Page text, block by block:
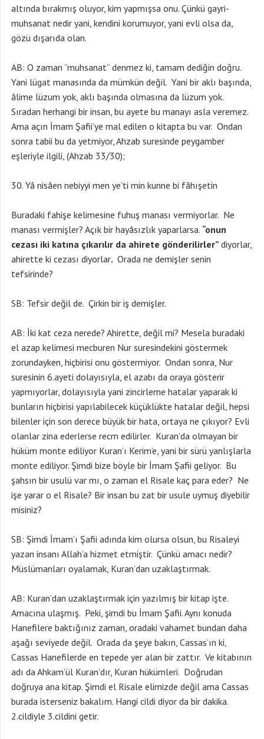
altında bırakmış oluyor, kim yapmışsa onu. Çünkü gayri-
muhsanat nedir yani, kendini korumuyor, yani evli olsa da,
gözü dışarıda olan.
AB: O zaman “muhsanat” denmez ki, tamam dediğin doğru.
Yani lügat manasında da mümkün değil. Yani bir aklı başında,
âlime lüzum yok, aklı başında olmasına da lüzum yok.
Sıradan herhangi bir insan, bu ayete bu manayı asla veremez.
Ama açın İmam Şafii’ye mal edilen o kitapta bu var. Ondan
sonra tabii bu da yetmiyor, Ahzab suresinde peygamber
eşleriyle ilgili, (Ahzab 33/30);
Yâ nisâen nebiyyi men ye’ti min kunne bi fâhışetin
Buradaki fahişe kelimesine fuhuş manası vermiyorlar. Ne
manası vermişler? Açık bir hayâsızlık yaparlarsa. “onun
cezası iki katına çıkarılır da ahirete gönderilirler” diyorlar,
ahirette ki cezası diyorlar. Orada ne demişler senin
tefsirinde?
SB: Tefsir değil de. Çirkin bir iş demişler.
AB: İki kat ceza nerede? Ahirette, değil mi? Mesela buradaki
el azap kelimesi mecburen Nur suresindekini göstermek
zorundayken, hiçbirisi onu göstermiyor. Ondan sonra, Nur
suresinin 6.ayeti dolayısıyla, el azabı da oraya gösterir
yapmıyorlar, dolayısıyla yani zincirleme hatalar yaparak ki
bunların hiçbirisi yapılabilecek küçüklükte hatalar değil, hepsi
bilenler için son derece büyük bir hata, ortaya ne çıkıyor? Evli
olanlar zina ederlerse recm edilirler. Kuran’da olmayan bir
hüküm monte ediliyor Kuran’ı Kerim’e, yani bir sürü yanlışlarla
monte ediliyor. Şimdi bize böyle bir İmam Şafii geliyor. Bu
şahsın bir usulü var mı, o zaman el Risale kaç para eder? Ne
işe yarar o el Risale? Bir insan bu zat bir usule uymuş diyebilir
misiniz?
SB: Şimdi İmam’ı Şafii adında kim olursa olsun, bu Risaleyi
yazan insanı Allah’a hizmet etmiştir. Çünkü amacı nedir?
Müslümanları oyalamak, Kuran’dan uzaklaştırmak.
AB: Kuran’dan uzaklaştırmak için yazılmış bir kitap işte.
Amacına ulaşmış. Peki, şimdi bu İmam Şafii. Aynı konuda
Hanefilere baktığınız zaman, oradaki vahamet bundan daha
aşağı seviyede değil. Orada da şeye bakın, Cassas’ın ki,
Cassas Hanefilerde en tepede yer alan bir zattır. Ve kitabının
adı da Ahkam’ül Kuran’dır, Kuran hükümleri. Doğrudan
doğruya ana kitap. Şimdi el Risale elimizde değil ama Cassas
burada isterseniz bakalım. Hangi cildi diyor da bir dakika.
2.cildiyle 3.cildini getir.